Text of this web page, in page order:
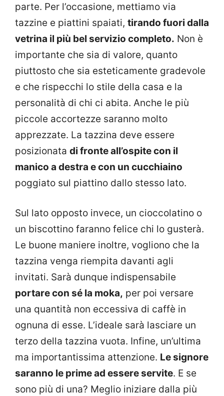
parte. Per l’occasione, mettiamo via
tazzine e piattini spaiati, tirando fuori dalla
vetrina il più bel servizio completo. Non è
importante che sia di valore, quanto
piuttosto che sia esteticamente gradevole
e che rispecchi lo stile della casa e la
personalità di chi ci abita. Anche le più
piccole accortezze saranno molto
apprezzate. La tazzina deve essere
posizionata di fronte all’ospite con il
manico a destra e con un cucchiaino
poggiato sul piattino dallo stesso lato.
Sul lato opposto invece, un cioccolatino o
un biscottino faranno felice chi lo gusterà.
Le buone maniere inoltre, vogliono che la
tazzina venga riempita davanti agli
invitati. Sarà dunque indispensabile
portare con sé la moka, per poi versare
una quantità non eccessiva di caffè in
ognuna di esse. L’ideale sarà lasciare un
terzo della tazzina vuota. Infine, un’ultima
ma importantissima attenzione. Le signore
saranno le prime ad essere servite. E se
sono più di una? Meglio iniziare dalla più